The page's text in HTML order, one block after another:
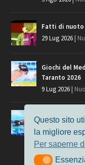
Fatti di nuoto
29 Lug 2026|
Giochi del
Taranto 2026
9 Lug 2026|
Europei di
7 Lug 2026
Questo sito
la migliore
Per saperne
Essenziali